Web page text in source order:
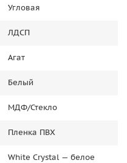
Угловая
ЛДСП
Агат
Белый
МДФ/Стекло
Пленка ПВХ
White Сrystal — белое